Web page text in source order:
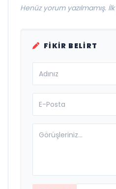
Henüz yorum yazılmamış.
FIKIR BELIRT